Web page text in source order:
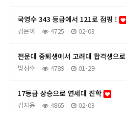
국영수 343 등급에서 121로 점핑 !
김은아 4725 02-03
전문대 중퇴생에서 고려대 합격생으로
방성수 4789 01-29
17등급 상승으로 연세대 진학
김지윤 4865 02-03